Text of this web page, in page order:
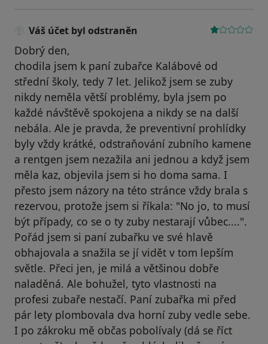
Váš účet byl odstraněn
Dobrý den,
chodila jsem k paní zubařce Kalábové od
střední školy, tedy 7 let. Jelikož jsem se zuby
nikdy neměla větší problémy, byla jsem po
každé návštěvě spokojena a nikdy se na další
nebála. Ale je pravda, že preventivní prohlídky
byly vždy krátké, odstraňování zubního kamene
a rentgen jsem nezažila ani jednou a když jsem
měla kaz, objevila jsem si ho doma sama. I
přesto jsem názory na této stránce vždy brala s
rezervou, protože jsem si říkala: "No jo, to musí
být případy, co se o ty zuby nestarají vůbec....".
Pořád jsem si paní zubařku ve své hlavě
obhajovala a snažila se jí vidět v tom lepším
světle. Přeci jen, je milá a většinou dobře
naladěná. Ale bohužel, tyto vlastnosti na
profesi zubaře nestačí. Paní zubařka mi před
pár lety plombovala dva horní zuby vedle sebe.
I po zákroku mě občas pobolívaly (dá se říct